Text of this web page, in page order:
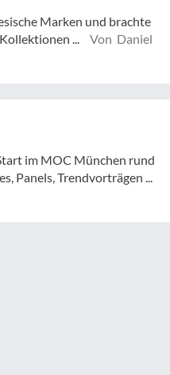
Marken und brachte
...
Von Daniel
im MOC München rund
Panels, Trendvorträgen ...